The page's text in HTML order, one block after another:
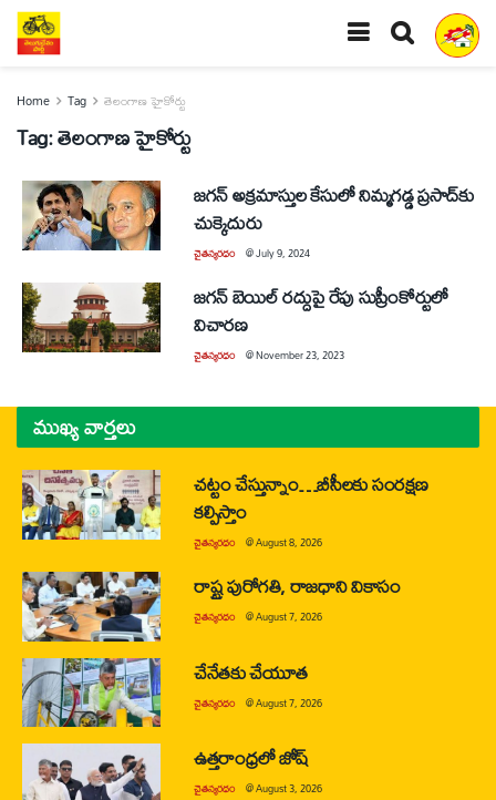
Home Tag తెలంగాణ హైకోర్టు
Tag:తెలంగాణ హైకోర్టు
జగన్‌ అక్రమాస్తుల కేసులో నిమ్మగడ్డ ప్రసాద్‌కు
చుక్కెదురు
చైతన్యరధం @July 9, 2024
జగన్‌ బెయిల్‌ రద్దుపై రేపు సుప్రీంకోర్టులో
విచారణ
చైతన్యరధం @November 23, 2023
ముఖ్య వార్తలు
చట్టం చేస్తున్నాం…బీసీలకు సంరక్షణ
కల్పిస్తాం
చైతన్యరధం @August 8, 2026
రాష్ట్ర పురోగతి, రాజధాని వికాసం
చైతన్యరధం @August 7, 2026
చేనేతకు చేయూత
చైతన్యరధం @August 7, 2026
ఉత్తరాంధ్రలో జోష్
చైతన్యరధం @August 3, 2026